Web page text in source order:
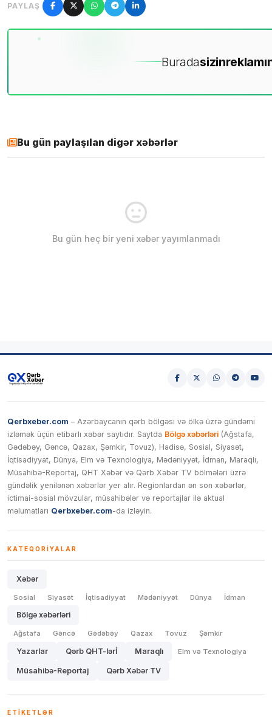
PAYLAŞ
Buradasizin
Bu gün paylaşılan digər xəbərlər
Bu gün heç bir yeni xəbər yayımlanmadı
Qerbxeber.com – Azərbaycanın qərb bölgəsi və ölkə üzrə gündəmi
izləmək üçün etibarlı xəbər saytıdır. Saytda Bölgə xəbərləri (Ağstafa,
Gədəbəy, Gəncə, Qazax, Şəmkir, Tovuz), Hadisə, Sosial, Siyasət,
İqtisadiyyat, Dünya, Elm və Texnologiya, Mədəniyyət, İdman, Maraqlı,
Müsahibə-Reportaj, QHT Xəbər və Qərb Xəbər TV bölmələri üzrə
gündəlik yenilənən xəbərlər yer alır. Regionlardan ən son xəbərlər,
ictimai-sosial mövzular, müsahibələr və reportajlar ilə aktual
məlumatları Qerbxeber.com-da izləyin.
KATEQORIYALAR
Xəbər
Sosial Siyasət İqtisadiyyat Mədəniyyət Dünya İdman
Bölgə xəbərləri
Ağstafa Gəncə Gədəbəy Qazax Tovuz Şəmkir
Yazarlar Qərb QHT-lərİ Maraqlı Elm və Texnologiya
Müsahibə-Reportaj Qərb Xəbər TV
ETIKETLƏR